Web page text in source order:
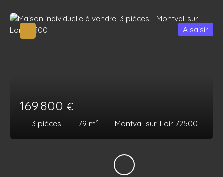
169 800 €
3 pièces 79 m² Montval-sur-Loir 72500
A saisir